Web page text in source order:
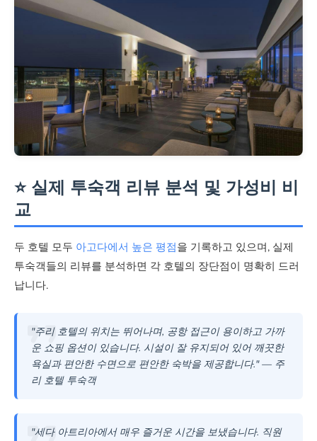
⭐ 실제 투숙객 리뷰 분석 및 가성비 비
교
두 호텔 모두 아고다에서 높은 평점을 기록하고 있으며, 실제
투숙객들의 리뷰를 분석하면 각 호텔의 장단점이 명확히 드러
납니다.
"주리 호텔의 위치는 뛰어나며, 공항 접근이 용이하고 가까
운 쇼핑 옵션이 있습니다. 시설이 잘 유지되어 있어 깨끗한
욕실과 편안한 수면으로 편안한 숙박을 제공합니다." — 주
리 호텔 투숙객
"세다 아트리아에서 매우 즐거운 시간을 보냈습니다. 직원